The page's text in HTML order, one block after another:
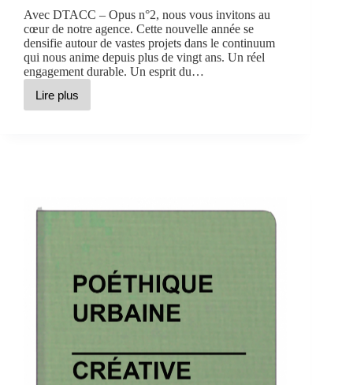
Avec DTACC – Opus n°2, nous vous invitons au
cœur de notre agence. Cette nouvelle année se
densifie autour de vastes projets dans le continuum
qui nous anime depuis plus de vingt ans. Un réel
engagement durable. Un esprit du…
Lire plus